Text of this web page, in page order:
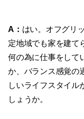
A ： はい。オフグリ
定地域でも家を建て
何の為に仕事をして
か、バランス感覚の
しいライフスタイル
しょうか。